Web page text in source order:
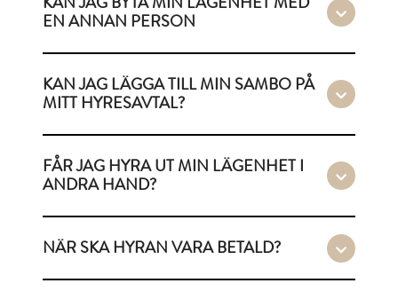
EN ANNAN PERSON
KAN JAG LÄGGA TILL MIN SAMBO PÅ
MITT HYRESAVTAL?
FÅR JAG HYRA UT MIN LÄGENHET I
ANDRA HAND?
NÄR SKA HYRAN VARA BETALD?